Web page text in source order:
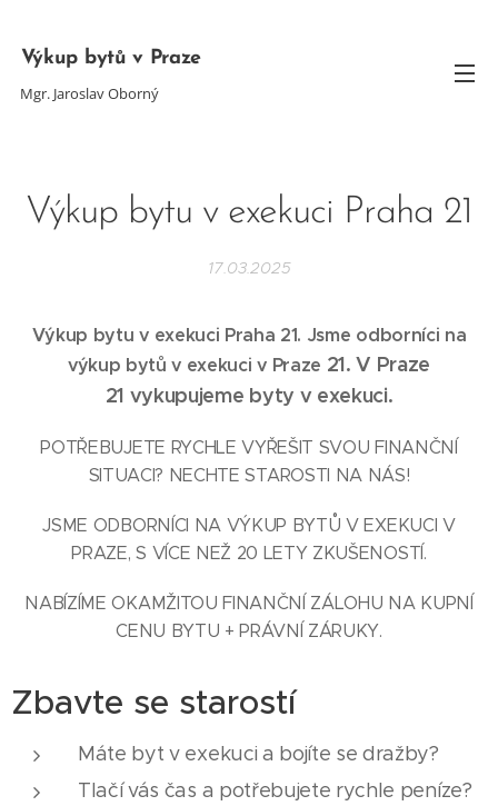
Výkup bytů v Praze
Mgr. Jaroslav Oborný
Výkup bytu v exekuci Praha 21
17.03.2025
Výkup bytu v exekuci Praha 21. Jsme odborníci na
výkup bytů v exekuci v Praze 21. V Praze
21 vykupujeme byty v exekuci.
POTŘEBUJETE RYCHLE VYŘEŠIT SVOU FINANČNÍ
SITUACI? NECHTE STAROSTI NA NÁS!
JSME ODBORNÍCI NA VÝKUP BYTŮ V EXEKUCI V
PRAZE, S VÍCE NEŽ 20 LETY ZKUŠENOSTÍ.
NABÍZÍME OKAMŽITOU FINANČNÍ ZÁLOHU NA KUPNÍ
CENU BYTU + PRÁVNÍ ZÁRUKY.
Zbavte se starostí
Máte byt v exekuci a bojíte se dražby?
Tlačí vás čas a potřebujete rychle peníze?